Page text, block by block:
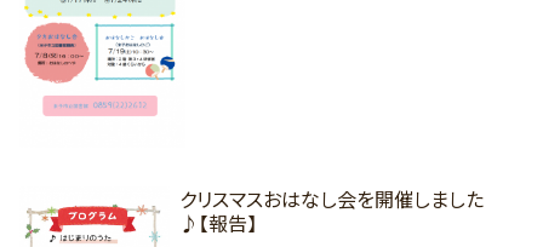
クリスマスおはなし会を開催しました
♪【報告】